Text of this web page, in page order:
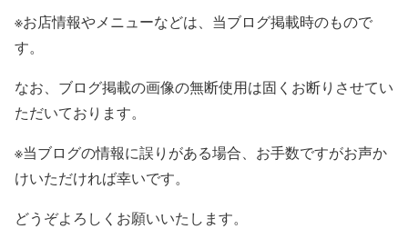
※お店情報やメニューなどは、当ブログ掲載時のもので
す。
なお、ブログ掲載の画像の無断使用は固くお断りさせてい
ただいております。
※当ブログの情報に誤りがある場合、お手数ですがお声か
けいただければ幸いです。
どうぞよろしくお願いいたします。